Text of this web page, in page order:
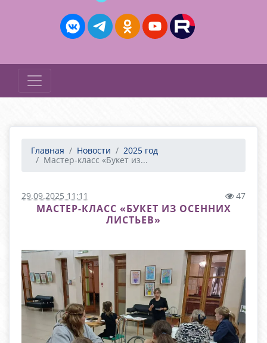
Главная Новости
2025 год
Мастер-класс «Букет из...
29.09.2025 11:11 47
МАСТЕР-КЛАСС «БУКЕТ ИЗ ОСЕННИХ
ЛИСТЬЕВ»